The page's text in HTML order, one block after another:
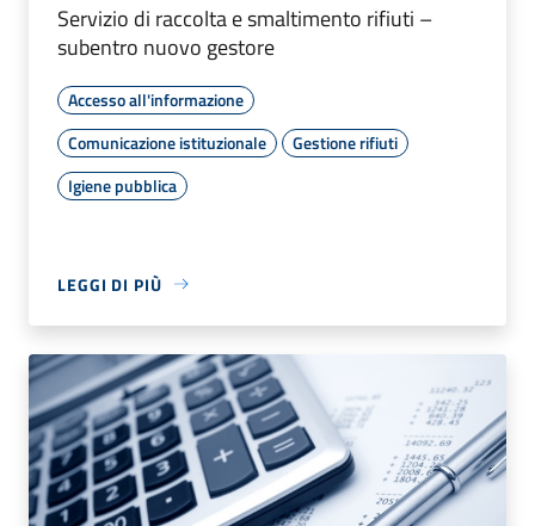
Servizio di raccolta e smaltimento rifiuti –
subentro nuovo gestore
Accesso all'informazione
Comunicazione istituzionale
Gestione rifiuti
Igiene pubblica
LEGGI DI PIÙ